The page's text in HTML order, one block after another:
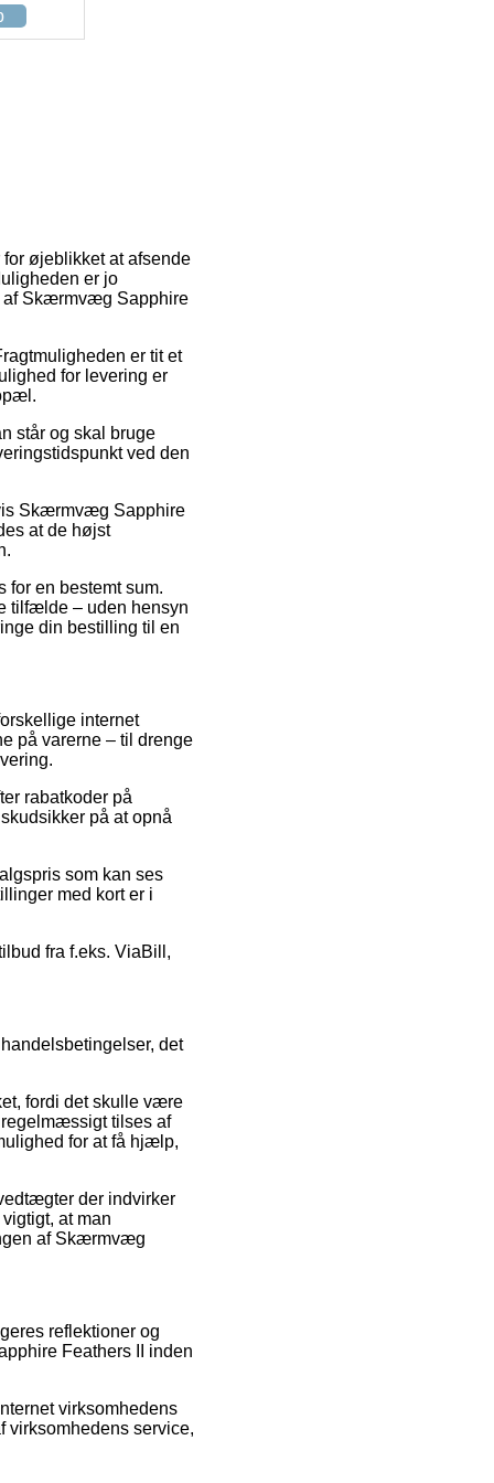
øjeblikket at afsende
er jo
af Skærmvæg Sapphire
er tit et
for levering er
står og skal bruge
ved den
Skærmvæg Sapphire
at de højst
for en bestemt sum.
tilfælde – uden hensyn
din bestilling til en
internet
på varerne – til drenge
rabatkoder på
på at opnå
som kan ses
med kort er i
fra f.eks. ViaBill,
det
fordi det skulle være
regelmæssigt tilses af
for at få hjælp,
der indvirker
at man
af Skærmvæg
reflektioner og
Feathers II inden
virksomhedens
virksomhedens service,